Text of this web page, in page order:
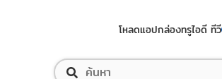
โหลดแอปกล่องทรูไอดี ทีวี